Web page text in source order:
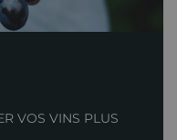
VOS VINS PLUS